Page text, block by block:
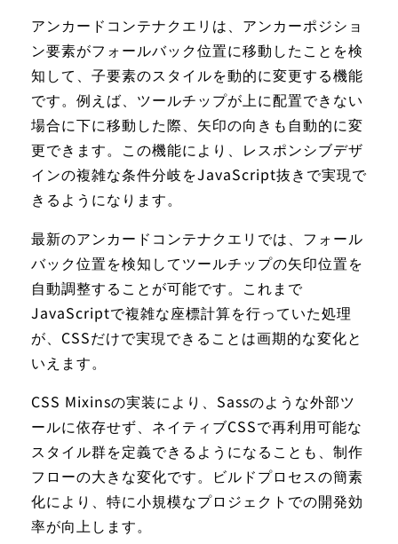
アンカードコンテナクエリは、アンカーポジショ
ン要素がフォールバック位置に移動したことを検
知して、子要素のスタイルを動的に変更する機能
です。例えば、ツールチップが上に配置できない
場合に下に移動した際、矢印の向きも自動的に変
更できます。この機能により、レスポンシブデザ
インの複雑な条件分岐をJavaScript抜きで実現で
きるようになります。
最新のアンカードコンテナクエリでは、フォール
バック位置を検知してツールチップの矢印位置を
自動調整することが可能です。これまで
JavaScriptで複雑な座標計算を行っていた処理
が、CSSだけで実現できることは画期的な変化と
いえます。
CSS Mixinsの実装により、Sassのような外部ツ
ールに依存せず、ネイティブCSSで再利用可能な
スタイル群を定義できるようになることも、制作
フローの大きな変化です。ビルドプロセスの簡素
化により、特に小規模なプロジェクトでの開発効
率が向上します。